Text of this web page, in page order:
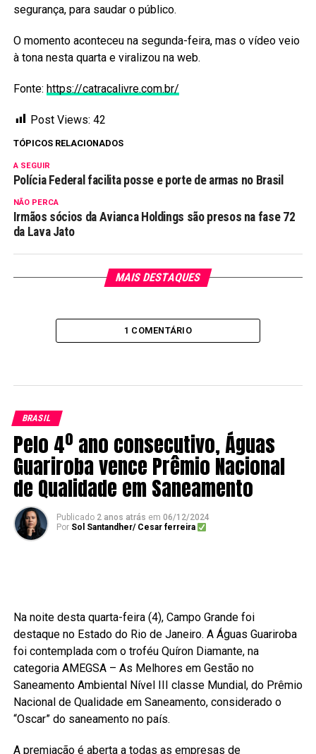
segurança, para saudar o público.
O momento aconteceu na segunda-feira, mas o vídeo veio
à tona nesta quarta e viralizou na web.
Fonte: https://catracalivre.com.br/
Post Views: 42
TÓPICOS RELACIONADOS
A SEGUIR
Polícia Federal facilita posse e porte de armas no Brasil
NÃO PERCA
Irmãos sócios da Avianca Holdings são presos na fase 72
da Lava Jato
MAIS DESTAQUES
1 COMENTÁRIO
BRASIL
Pelo 4º ano consecutivo, Águas
Guariroba vence Prêmio Nacional
de Qualidade em Saneamento
Publicado 2 anos atrás em 06/12/2024
Por Sol Santandher/ Cesar ferreira
Na noite desta quarta-feira (4), Campo Grande foi
destaque no Estado do Rio de Janeiro. A Águas Guariroba
foi contemplada com o troféu Quíron Diamante, na
categoria AMEGSA – As Melhores em Gestão no
Saneamento Ambiental Nível III classe Mundial, do Prêmio
Nacional de Qualidade em Saneamento, considerado o
“Oscar” do saneamento no país.
A premiação é aberta a todas as empresas de